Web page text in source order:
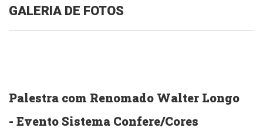
GALERIA DE FOTOS
Palestra com Renomado Walter Longo
- Evento Sistema Confere/Cores